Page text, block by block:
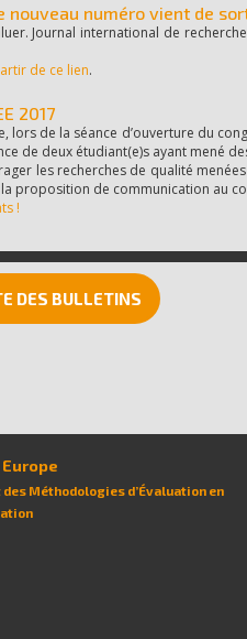
nouveau numéro vient de
Journal international de
de ce lien.
2017
de la séance d’ouverture du
de deux étudiant(e)s ayant mené
les recherches de qualité
proposition de communication au
!
DES BULLETINS
Europe
Méthodologies d’Évaluation en